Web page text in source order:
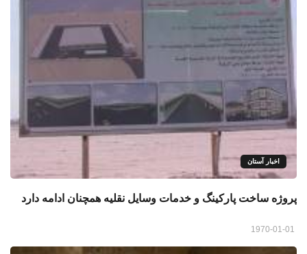
اخبار آستان
پروژه ساخت پارکینگ و خدمات وسایل نقلیه همچنان ادامه دارد